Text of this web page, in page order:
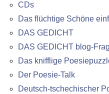
CDs
Das flüchtige Schöne
DAS GEDICHT
DAS GEDICHT blog-
Das knifflige
Der Poesie-Talk
Deutsch-tschechischer